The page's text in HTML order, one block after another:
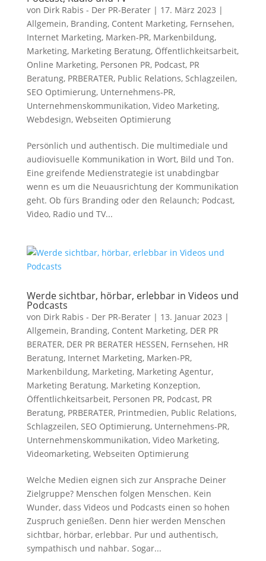
von Dirk Rabis - Der PR-Berater| 17. März 2023 |
Allgemein, Branding, Content Marketing, Fernsehen,
Internet Marketing, Marken-PR, Markenbildung,
Marketing, Marketing Beratung, Öffentlichkeitsarbeit,
Online Marketing, Personen PR, Podcast, PR
Beratung, PRBERATER, Public Relations, Schlagzeilen,
SEO Optimierung, Unternehmens-PR,
Unternehmenskommunikation, Video Marketing,
Webdesign, Webseiten Optimierung
Persönlich und authentisch. Die multimediale und
audiovisuelle Kommunikation in Wort, Bild und Ton.
Eine greifende Medienstrategie ist unabdingbar
wenn es um die Neuausrichtung der Kommunikation
geht. Ob fürs Branding oder den Relaunch; Podcast,
Video, Radio und TV...
Werde sichtbar, hörbar, erlebbar in Videos und
Podcasts
von Dirk Rabis - Der PR-Berater| 13. Januar 2023 |
Allgemein, Branding, Content Marketing, DER PR
BERATER, DER PR BERATER HESSEN, Fernsehen, HR
Beratung, Internet Marketing, Marken-PR,
Markenbildung, Marketing, Marketing Agentur,
Marketing Beratung, Marketing Konzeption,
Öffentlichkeitsarbeit, Personen PR, Podcast, PR
Beratung, PRBERATER, Printmedien, Public Relations,
Schlagzeilen, SEO Optimierung, Unternehmens-PR,
Unternehmenskommunikation, Video Marketing,
Videomarketing, Webseiten Optimierung
Welche Medien eignen sich zur Ansprache Deiner
Zielgruppe? Menschen folgen Menschen. Kein
Wunder, dass Videos und Podcasts einen so hohen
Zuspruch genießen. Denn hier werden Menschen
sichtbar, hörbar, erlebbar. Pur und authentisch,
sympathisch und nahbar. Sogar...